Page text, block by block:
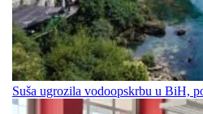
Suša ugrozila vodoopskrbu u BiH,